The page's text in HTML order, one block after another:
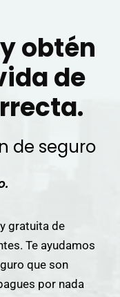
obtén
de
de seguro
gratuita de
Te ayudamos
que son
por nada